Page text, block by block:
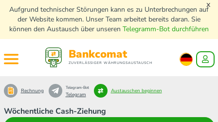
Aufgrund technischer Störungen kann es zu Unterbrechungen auf
der Website kommen. Unser Team arbeitet bereits daran. Sie
können den Austausch über unseren Telegramm-Bot durchführen
x
Bankcomat
ZUVERLÄSSIGER WÄHRUNGSAUSTAUSCH
Wöchentliche Cash-Ziehung
Rechnung Telegram-Bot
Telegram
Austauschen beginnen